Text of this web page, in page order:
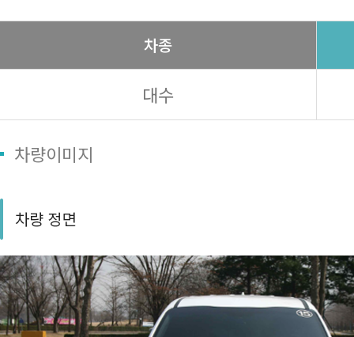
차종
대수
차량이미지